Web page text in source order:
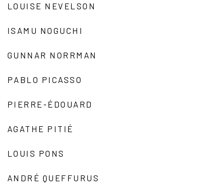
LOUISE NEVELSON
ISAMU NOGUCHI
GUNNAR NORRMAN
PABLO PICASSO
PIERRE-ÉDOUARD
AGATHE PITIÉ
LOUIS PONS
ANDRÉ QUEFFURUS